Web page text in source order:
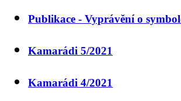
Publikace - Vyprávění o
Kamarádi 5/2021
Kamarádi 4/2021